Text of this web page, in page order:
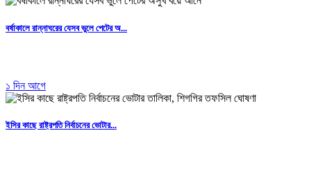
বর্ষাকালে রান্নাঘরের যেসব ভুলে পেটের অ...
১ দিন আগে
ইসির কাছে রাষ্ট্রপতি নির্বাচনের ভোটার...